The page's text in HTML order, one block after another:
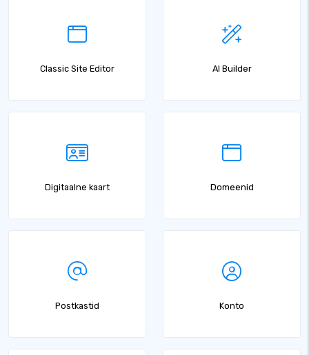
Classic Site Editor AI Builder
Digitaalne kaart Domeenid
Postkastid Konto